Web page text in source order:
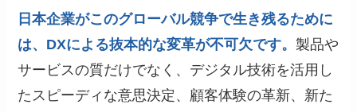
日本企業がこのグローバル競争で生き残るために
は、DXによる抜本的な変革が不可欠です。 製品や
サービスの質だけでなく、デジタル技術を活用し
たスピーディな意思決定、顧客体験の革新、新た